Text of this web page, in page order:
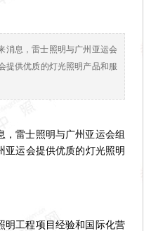
消息，雷士照明与广州亚运会
提供优质的灯光照明产品和服
雷士照明与广州亚运会组
亚运会提供优质的灯光照明
工程项目经验和国际化营